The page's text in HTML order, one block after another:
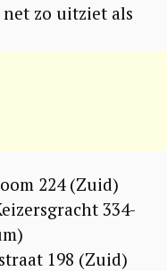
zo uitziet als
224 (Zuid)
334-
198 (Zuid)